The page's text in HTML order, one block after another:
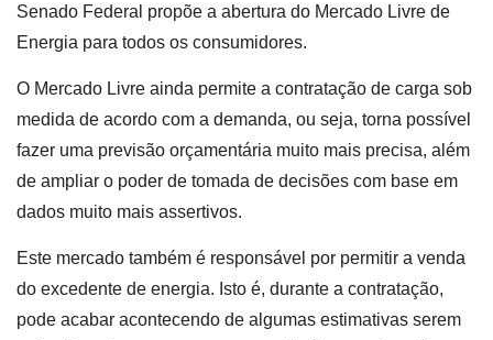
Senado Federal propõe a abertura do Mercado Livre de
Energia para todos os consumidores.
O Mercado Livre ainda permite a contratação de carga sob
medida de acordo com a demanda, ou seja, torna possível
fazer uma previsão orçamentária muito mais precisa, além
de ampliar o poder de tomada de decisões com base em
dados muito mais assertivos.
Este mercado também é responsável por permitir a venda
do excedente de energia. Isto é, durante a contratação,
pode acabar acontecendo de algumas estimativas serem